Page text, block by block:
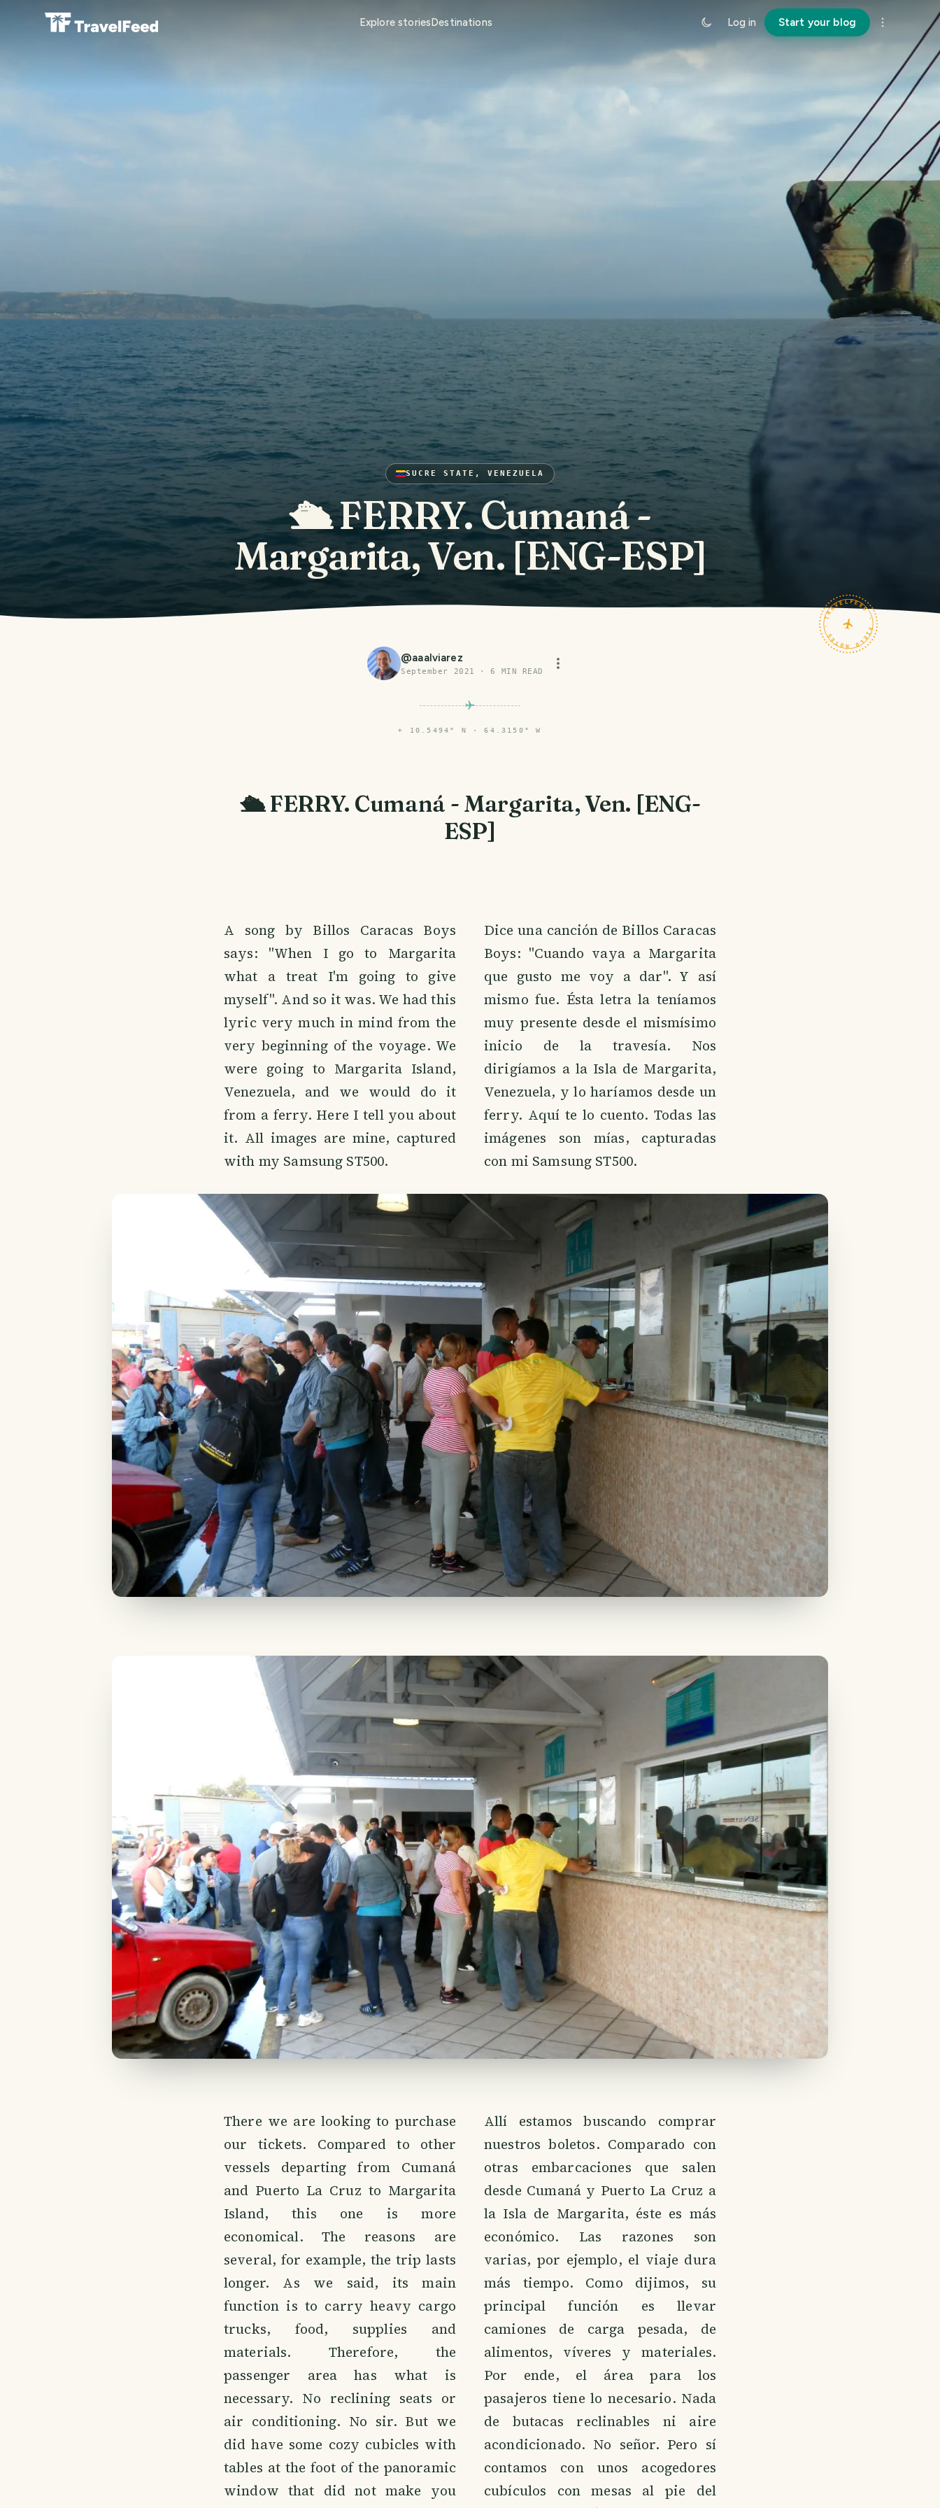
Explore storiesDestinations Log in Start your blog
SUCRE STATE, VENEZUELA
🛳 FERRY. Cumaná -
Margarita, Ven. [ENG-ESP]
TRAVELFEED · FIELD NOTES ·
@aaalviarez
September 2021 ·6 MIN READ
⌖ 10.5494° N · 64.3150° W
🛳 FERRY. Cumaná - Margarita, Ven. [ENG-
ESP]
A song by Billos Caracas Boys
says: "When I go to Margarita
what a treat I'm going to give
myself". And so it was. We had this
lyric very much in mind from the
very beginning of the voyage. We
were going to Margarita Island,
Venezuela, and we would do it
from a ferry. Here I tell you about
it. All images are mine, captured
with my Samsung ST500.
Dice una canción de Billos Caracas
Boys: "Cuando vaya a Margarita
que gusto me voy a dar". Y así
mismo fue. Ésta letra la teníamos
muy presente desde el mismísimo
inicio de la travesía. Nos
dirigíamos a la Isla de Margarita,
Venezuela, y lo haríamos desde un
ferry. Aquí te lo cuento. Todas las
imágenes son mías, capturadas
con mi Samsung ST500.
There we are looking to purchase
our tickets. Compared to other
vessels departing from Cumaná
and Puerto La Cruz to Margarita
Island, this one is more
economical. The reasons are
several, for example, the trip lasts
longer. As we said, its main
function is to carry heavy cargo
trucks, food, supplies and
materials. Therefore, the
passenger area has what is
necessary. No reclining seats or
air conditioning. No sir. But we
did have some cozy cubicles with
tables at the foot of the panoramic
window that did not make you
Allí estamos buscando comprar
nuestros boletos. Comparado con
otras embarcaciones que salen
desde Cumaná y Puerto La Cruz a
la Isla de Margarita, éste es más
económico. Las razones son
varias, por ejemplo, el viaje dura
más tiempo. Como dijimos, su
principal función es llevar
camiones de carga pesada, de
alimentos, víveres y materiales.
Por ende, el área para los
pasajeros tiene lo necesario. Nada
de butacas reclinables ni aire
acondicionado. No señor. Pero sí
contamos con unos acogedores
cubículos con mesas al pie del